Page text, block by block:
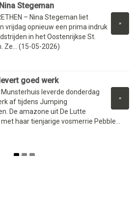
Stegeman
»
– Nina Stegeman liet
vrijdag opnieuw een prima indruk
in het Oostenrijkse St.
Ze... (15-05-2026)
goed werk
»
leverde donderdag
af tijdens Jumping
De amazone uit De Lutte
haar tienjarige vosmerrie Pebble...